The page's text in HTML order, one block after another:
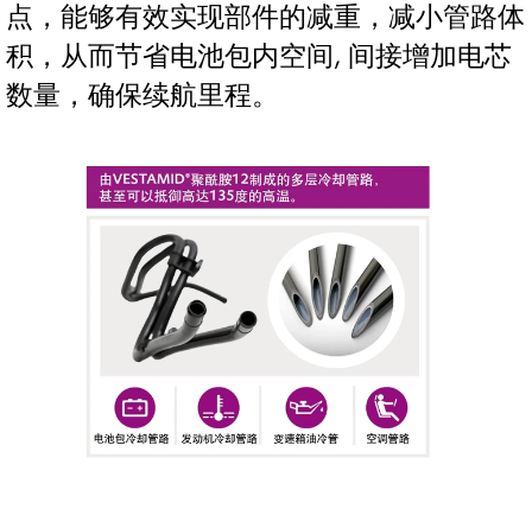
点，能够有效实现部件的减重，减小管路体
积，从而节省电池包内空间, 间接增加电芯
数量，确保续航里程。